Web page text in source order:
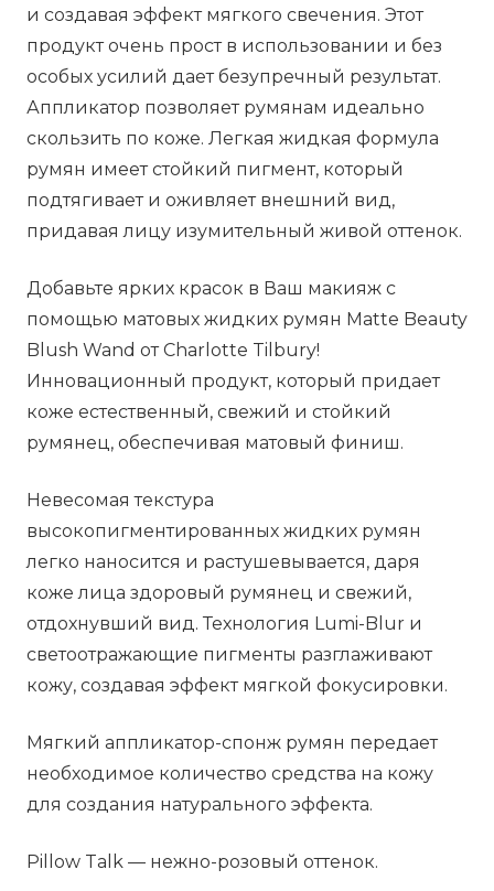
12
мл
и создавая эффект мягкого свечения. Этот
продукт очень прост в использовании и без
особых усилий дает безупречный результат.
Аппликатор позволяет румянам идеально
скользить по коже. Легкая жидкая формула
румян имеет стойкий пигмент, который
подтягивает и оживляет внешний вид,
придавая лицу изумительный живой оттенок.
Добавьте ярких красок в Ваш макияж с
помощью матовых жидких румян Matte Beauty
Blush Wand от Charlotte Tilbury!
Инновационный продукт, который придает
коже естественный, свежий и стойкий
румянец, обеспечивая матовый финиш.
Невесомая текстура
высокопигментированных жидких румян
легко наносится и растушевывается, даря
коже лица здоровый румянец и свежий,
отдохнувший вид. Технология Lumi-Blur и
светоотражающие пигменты разглаживают
кожу, создавая эффект мягкой фокусировки.
Мягкий аппликатор-спонж румян передает
необходимое количество средства на кожу
для создания натурального эффекта.
Pillow Talk — нежно-розовый оттенок.